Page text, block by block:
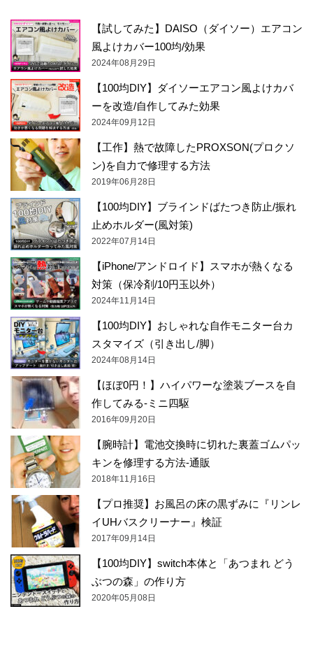
【試してみた】DAISO（ダイソー）エアコン
風よけカバー100均/効果
2024年08月29日
【100均DIY】ダイソーエアコン風よけカバ
ーを改造/自作してみた効果
2024年09月12日
【工作】熱で故障したPROXSON(プロクソ
ン)を自力で修理する方法
2019年06月28日
【100均DIY】ブラインドばたつき防止/振れ
止めホルダー(風対策)
2022年07月14日
【iPhone/アンドロイド】スマホが熱くなる
対策（保冷剤/10円玉以外）
2024年11月14日
【100均DIY】おしゃれな自作モニター台カ
スタマイズ（引き出し/脚）
2024年08月14日
【ほぼ0円！】ハイパワーな塗装ブースを自
作してみる-ミニ四駆
2016年09月20日
【腕時計】電池交換時に切れた裏蓋ゴムパッ
キンを修理する方法-通販
2018年11月16日
【プロ推奨】お風呂の床の黒ずみに『リンレ
イUHバスクリーナー』検証
2017年09月14日
【100均DIY】switch本体と「あつまれ どう
ぶつの森」の作り方
2020年05月08日